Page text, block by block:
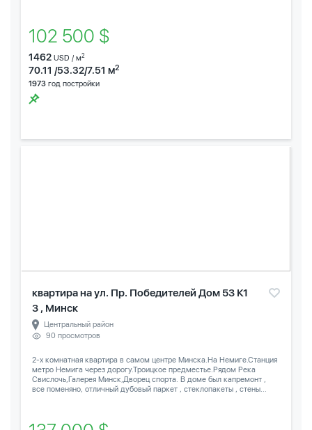
102 500 $
1462 USD / м2
70.11 /53.32/7.51 м2
1973 год постройки
квартира на ул. Пр. Победителей Дом 53 К1
3 , Минск
Центральный район
90 просмотров
2-х комнатная квартира в самом центре Минска.На Немиге.Станция
метро Немига через дорогу.Троицкое предместье.Рядом Река
Свислочь,Галерея Минск,Дворец спорта. В доме был капремонт ,
все поменяно, отличный дубовый паркет , стеклопакеты , стены...